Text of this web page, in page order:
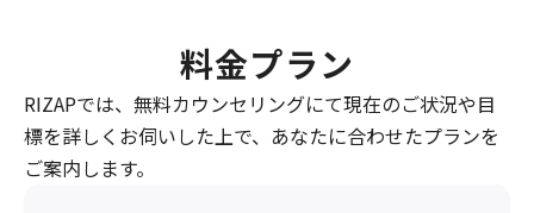
料金プラン
RIZAPでは、無料カウンセリングにて現在のご状況や目
標を詳しくお伺いした上で、あなたに合わせたプランを
ご案内します。